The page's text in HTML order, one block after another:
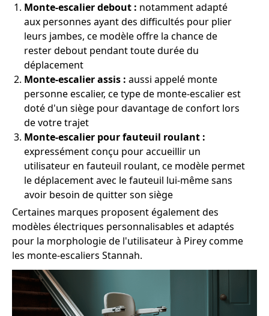
Monte-escalier debout : notamment adapté
aux personnes ayant des difficultés pour plier
leurs jambes, ce modèle offre la chance de
rester debout pendant toute durée du
déplacement
Monte-escalier assis : aussi appelé monte
personne escalier, ce type de monte-escalier est
doté d'un siège pour davantage de confort lors
de votre trajet
Monte-escalier pour fauteuil roulant :
expressément conçu pour accueillir un
utilisateur en fauteuil roulant, ce modèle permet
le déplacement avec le fauteuil lui-même sans
avoir besoin de quitter son siège
Certaines marques proposent également des
modèles électriques personnalisables et adaptés
pour la morphologie de l'utilisateur à Pirey comme
les monte-escaliers Stannah.